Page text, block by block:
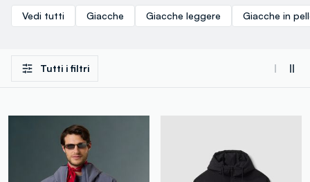
Vedi tutti Giacche Giacche leggere Giacche in
Tutti i filtri